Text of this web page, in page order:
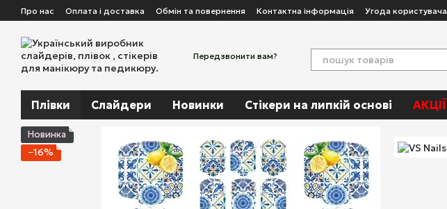
Перейти до основного контенту
Про нас Оплата і доставка Обмін та повернення Контактна інформація Угода користувача
Передзвонити вам?
Плівки Слайдери Новинки Стікери на липкій основі АКЦІЇ
Новинка
−16%